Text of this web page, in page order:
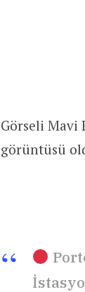
Görseli Mavi
görüntüsü